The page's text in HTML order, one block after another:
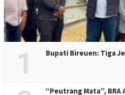
1 Bupati Bireuen: Tiga
“Peutrang Mata”,